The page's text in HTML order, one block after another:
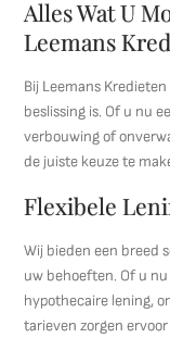
Alles Wat U
Leemans
Bij Leemans
beslissing is. Of u nu
verbouwing of
de juiste keuze te
Flexibele
Wij bieden een breed
uw behoeften. Of u
hypothecaire lening,
tarieven zorgen